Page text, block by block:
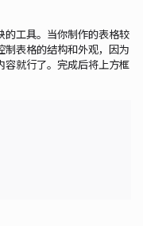
的工具。当你制作的表格较
制表格的结构和外观，因为
容就行了。完成后将上方框